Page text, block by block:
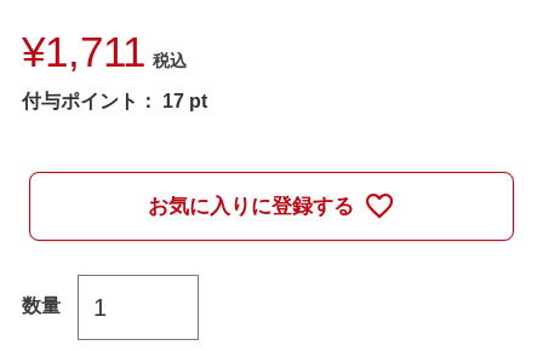
¥1,711 税込
付与ポイント： 17 pt
お気に入りに登録する